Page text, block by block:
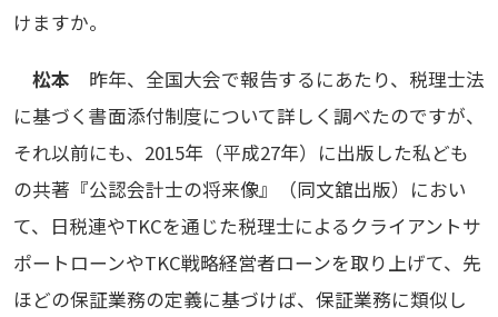
けますか。
松本 昨年、全国大会で報告するにあたり、税理士法
に基づく書面添付制度について詳しく調べたのですが、
それ以前にも、2015年（平成27年）に出版した私ども
の共著『公認会計士の将来像』（同文舘出版）におい
て、日税連やTKCを通じた税理士によるクライアントサ
ポートローンやTKC戦略経営者ローンを取り上げて、先
ほどの保証業務の定義に基づけば、保証業務に類似し